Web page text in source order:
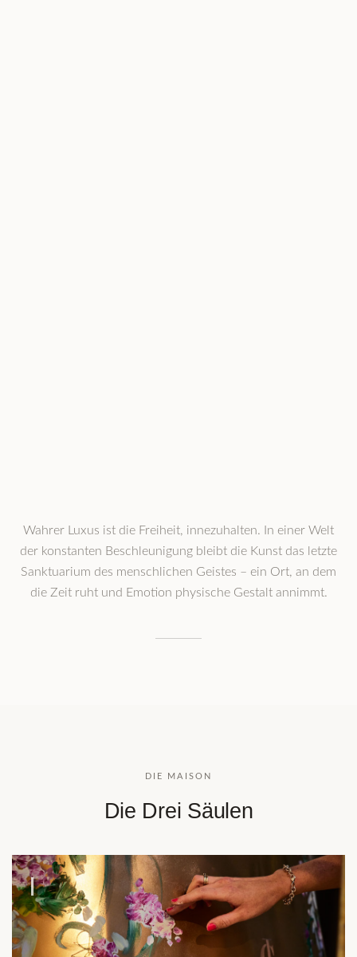
Wahrer Luxus ist die Freiheit, innezuhalten. In einer Welt
der konstanten Beschleunigung bleibt die Kunst das letzte
Sanktuarium des menschlichen Geistes – ein Ort, an dem
die Zeit ruht und Emotion physische Gestalt annimmt.
DIE MAISON
Die Drei Säulen
I